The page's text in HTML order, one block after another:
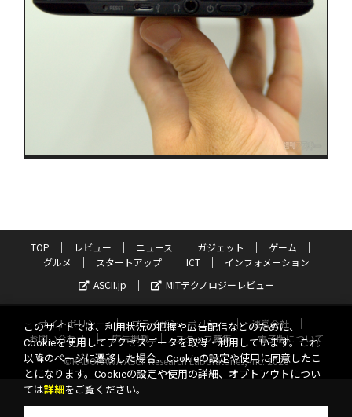
TOP レビュー ニュース ガジェット
ゲーム
グルメ
スタートアップ ICT
インフォメーション
ASCII.jp
MITテクノロジーレビュー
サイトポリシー プライバシーポリシー
運営会社
お問い合わせ
広告掲載 スタッフ募集
電子版について
©KADOKAWA ASCII Research Laboratories, Inc. 2026
このサイトでは、利用状況の把握や広告配信などのために、
Cookieを使用してアクセスデータを取得・利用しています。これ
以降のページに遷移した場合、Cookieの設定や使用に同意したこ
とになります。Cookieの設定や使用の詳細、オプトアウトについ
ては詳細 をご覧ください。